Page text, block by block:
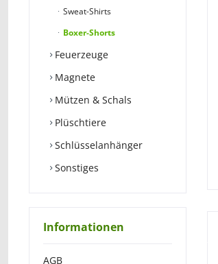
Sweat-Shirts
Boxer-Shorts
Feuerzeuge
Magnete
Mützen & Schals
Plüschtiere
Schlüsselanhänger
Sonstiges
Informationen
AGB